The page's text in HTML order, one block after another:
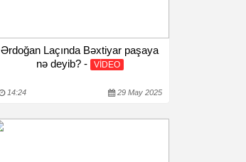
Ərdoğan Laçında Bəxtiyar paşaya
nə deyib? -
VİDEO
14:24 29 May 2025